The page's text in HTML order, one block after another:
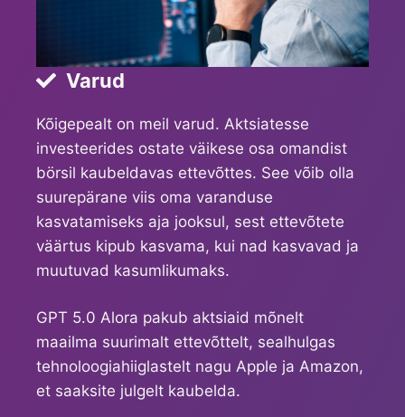
Varud
Kõigepealt on meil varud. Aktsiatesse
investeerides ostate väikese osa omandist
börsil kaubeldavas ettevõttes. See võib olla
suurepärane viis oma varanduse
kasvatamiseks aja jooksul, sest ettevõtete
väärtus kipub kasvama, kui nad kasvavad ja
muutuvad kasumlikumaks.
GPT 5.0 Alora pakub aktsiaid mõnelt
maailma suurimalt ettevõttelt, sealhulgas
tehnoloogiahiiglastelt nagu Apple ja Amazon,
et saaksite julgelt kaubelda.